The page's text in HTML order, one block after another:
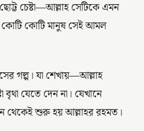
চেষ্টা—আল্লাহ সেটিকে এমন
কোটি কোটি মানুষ সেই আমল
গল্প। যা শেখায়—আল্লাহ
যেতে দেন না। যেখানে
থেকেই শুরু হয় আল্লাহর রহমত।